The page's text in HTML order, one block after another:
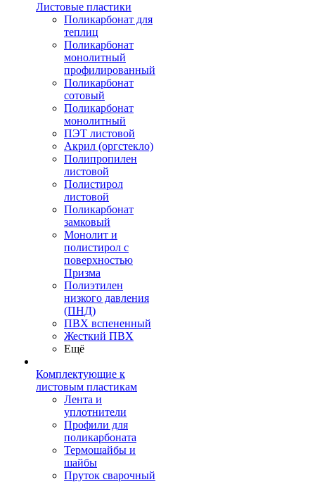
Листовые пластики
Поликарбонат для
теплиц
Поликарбонат
монолитный
профилированный
Поликарбонат
сотовый
Поликарбонат
монолитный
ПЭТ листовой
Акрил (оргстекло)
Полипропилен
листовой
Полистирол
листовой
Поликарбонат
замковый
Монолит и
полистирол с
поверхностью
Призма
Полиэтилен
низкого давления
(ПНД)
ПВХ вспененный
Жесткий ПВХ
Ещё
Комплектующие к
листовым пластикам
Лента и
уплотнители
Профили для
поликарбоната
Термошайбы и
шайбы
Пруток сварочный